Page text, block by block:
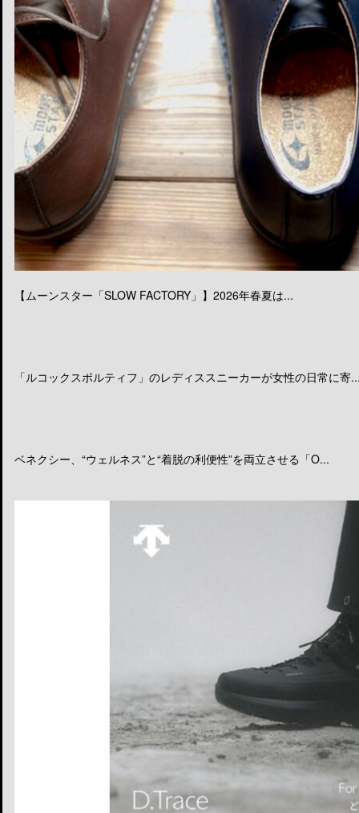
【ムーンスター「SLOW FACTORY」】2026年春夏は...
「ルコックスポルティフ」のレディススニーカーが女性の日常に寄
ベネクシー、“ウェルネス”と“着脱の利便性”を両立させる「O...